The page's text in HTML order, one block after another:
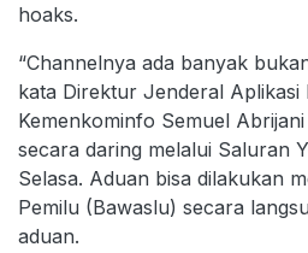
hoaks.
“Channelnya ada banyak
kata Direktur Jenderal
Kemenkominfo Semuel
secara daring melalui Saluran
Selasa. Aduan bisa dilakukan
Pemilu (Bawaslu) secara
aduan.